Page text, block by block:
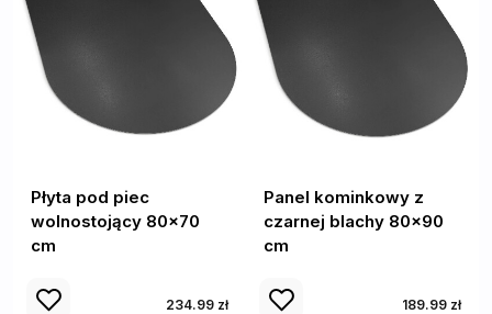
Płyta pod piec
wolnostojący 80x70
cm
234.99 zł
Panel kominkowy z
czarnej blachy 80x90
cm
189.99 zł